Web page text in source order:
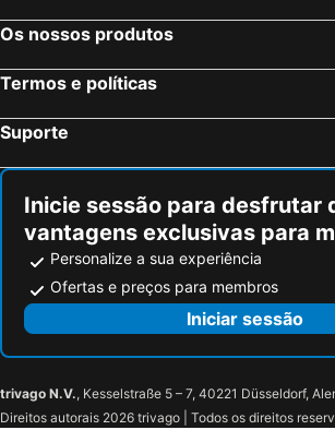
Estrasburgo, Alsácia Hotéis
Bordéus,
Colmar, Alsácia Hotéis
Os nossos produtos
Termos e políticas
Suporte
Inicie sessão para desfrutar
vantagens exclusivas para
Personalize a sua experiência
Ofertas e preços para membros
Iniciar sessão
trivago N.V., Kesselstraße 5 – 7, 40221 Düsseldorf,
Direitos autorais 2026 trivago | Todos os direitos